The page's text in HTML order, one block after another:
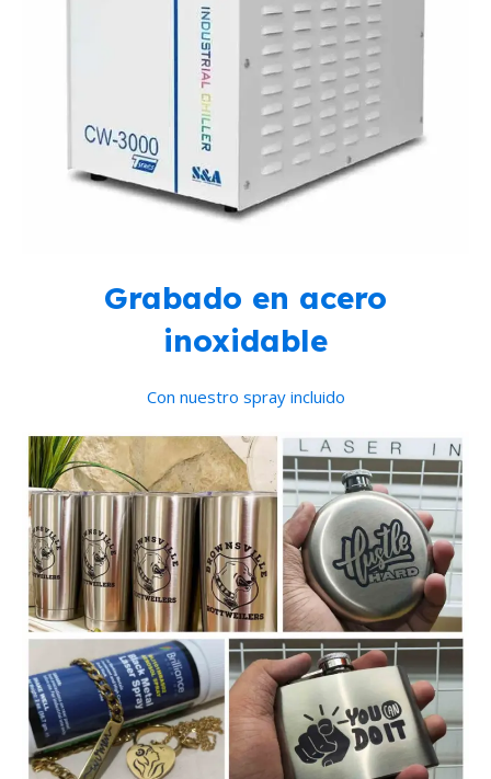
Grabado en acero
inoxidable
Con nuestro spray incluido